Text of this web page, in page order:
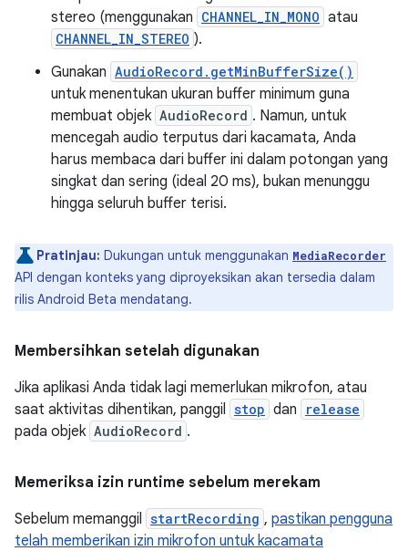
stereo (menggunakan CHANNEL_IN_MONO atau
CHANNEL_IN_STEREO ).
Gunakan AudioRecord.getMinBufferSize()
untuk menentukan ukuran buffer minimum guna
membuat objek AudioRecord . Namun, untuk
mencegah audio terputus dari kacamata, Anda
harus membaca dari buffer ini dalam potongan yang
singkat dan sering (ideal 20 ms), bukan menunggu
hingga seluruh buffer terisi.
Pratinjau: Dukungan untuk menggunakan MediaRecorder
API dengan konteks yang diproyeksikan akan tersedia dalam
rilis Android Beta mendatang.
Membersihkan setelah digunakan
Jika aplikasi Anda tidak lagi memerlukan mikrofon, atau
saat aktivitas dihentikan, panggil stop dan release
pada objek AudioRecord .
Memeriksa izin runtime sebelum merekam
Sebelum memanggil startRecording , pastikan pengguna
telah memberikan izin mikrofon untuk kacamata